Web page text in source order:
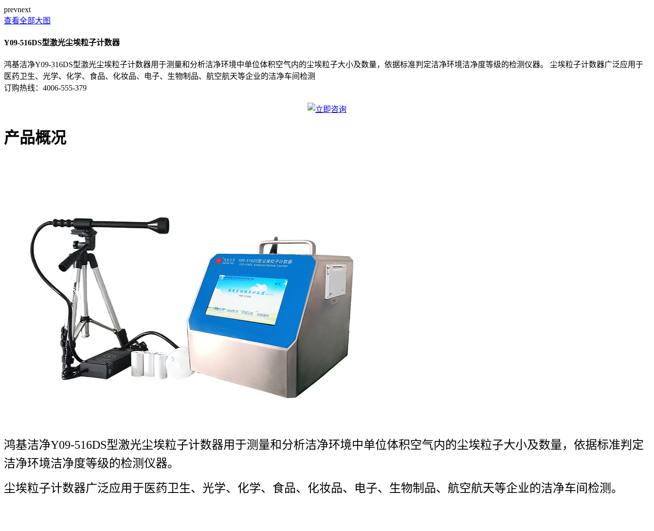
prevnext
查看全部大图
Y09-516DS型激光尘埃粒子计数器
鸿基洁净Y09-316DS型激光尘埃粒子计数器用于测量和分析洁净环境中单位体积空气内的尘埃粒子大小及数量，依据标准判定洁净环境洁净度等级的检测仪器。 尘埃粒子计数器广泛应用于
医药卫生、光学、化学、食品、化妆品、电子、生物制品、航空航天等企业的洁净车间检测
订购热线： 4006-555-379
产品概况
鸿基洁净Y09-516DS型激光尘埃粒子计数器用于测量和分析洁净环境中单位体积空气内的尘埃粒子大小及数量，依据标准判定
洁净环境洁净度等级的检测仪器。
尘埃粒子计数器广泛应用于医药卫生、光学、化学、食品、化妆品、电子、生物制品、航空航天等企业的洁净车间检测。